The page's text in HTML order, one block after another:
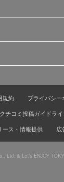
規約
プライバシー
クチコミ投稿ガイドライ
ース・情報提供 広
Ltd. & Let’s ENJOY